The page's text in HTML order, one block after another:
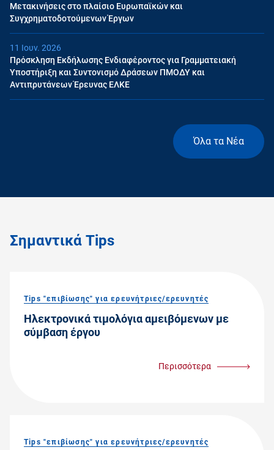
Μετακινήσεις στο πλαίσιο Ευρωπαϊκών και
Συγχρηματοδοτούμενων Έργων
11 Ιουν. 2026
Πρόσκληση Εκδήλωσης Ενδιαφέροντος για Γραμματειακή
Υποστήριξη και Συντονισμό Δράσεων ΠΜΟΔΥ και
Αντιπρυτάνεων Έρευνας ΕΛΚΕ
Όλα τα Νέα
Σημαντικά Tips
Tips "επιβίωσης" για ερευνήτριες/ερευνητές
Ηλεκτρονικά τιμολόγια αμειβόμενων με
σύμβαση έργου
Περισσότερα
Tips "επιβίωσης" για ερευνήτριες/ερευνητές